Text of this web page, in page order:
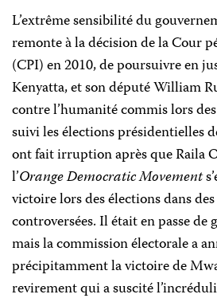
L’extrême sensibilité du
remonte à la décision de la Cour
(CPI) en 2010, de poursuivre en
Kenyatta, et son député William
contre l’humanité commis lors
suivi les élections présidentielles
ont fait irruption après que Raila
l’Orange Democratic Movement
victoire lors des élections dans
controversées. Il était en passe de
mais la commission électorale a
précipitamment la victoire de
revirement qui a suscité